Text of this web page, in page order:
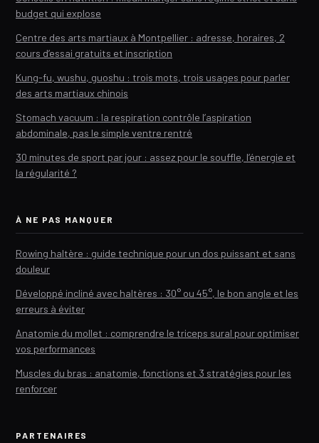
budget qui explose
Centre des arts martiaux à Montpellier : adresse, horaires, 2
cours d’essai gratuits et inscription
Kung-fu, wushu, guoshu : trois mots, trois usages pour parler
des arts martiaux chinois
Stomach vacuum : la respiration contrôle l’aspiration
abdominale, pas le simple ventre rentré
30 minutes de sport par jour : assez pour le souffle, l’énergie et
la régularité ?
À NE PAS MANQUER
Rowing haltère : guide technique pour un dos puissant et sans
douleur
Développé incliné avec haltères : 30° ou 45°, le bon angle et les
erreurs à éviter
Anatomie du mollet : comprendre le triceps sural pour optimiser
vos performances
Muscles du bras : anatomie, fonctions et 3 stratégies pour les
renforcer
PARTENAIRES